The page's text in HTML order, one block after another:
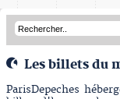
Les billets du
ParisDepeches